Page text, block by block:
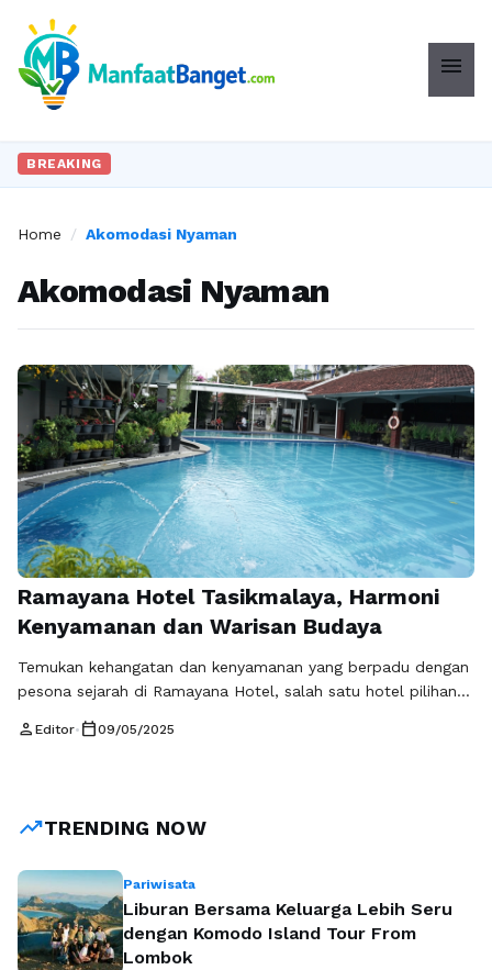
menu
BREAKING
Home / Akomodasi Nyaman
Akomodasi Nyaman
Ramayana Hotel Tasikmalaya, Harmoni
Kenyamanan dan Warisan Budaya
Temukan kehangatan dan kenyamanan yang berpadu dengan
pesona sejarah di Ramayana Hotel, salah satu hotel pilihan
di pusat kota, hotel ini menawarkan akomodasi yang nyaman
menciptakan …Baca Selengkapnya
person Editor• calendar_today09/05/2025
trending_upTRENDING NOW
Pariwisata
Liburan Bersama Keluarga Lebih Seru
dengan Komodo Island Tour From
Lombok